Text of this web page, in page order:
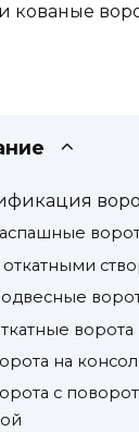
кованые
ворота
на
с